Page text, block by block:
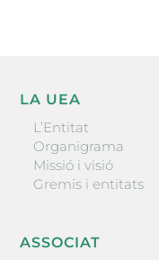
LA UEA
L’Entitat
Organigrama
Missió i visió
Gremis i entitats
ASSOCIAT